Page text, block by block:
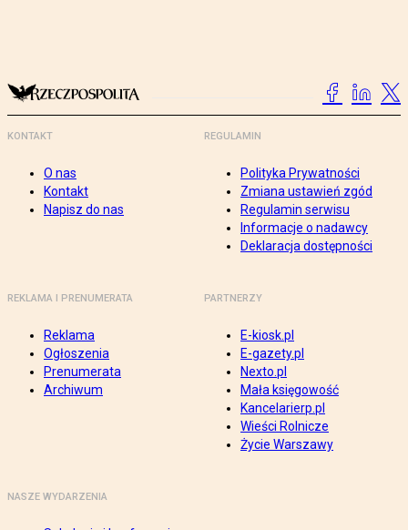
KONTAKT
O nas
Kontakt
Napisz do nas
REGULAMIN
Polityka Prywatności
Zmiana ustawień zgód
Regulamin serwisu
Informacje o nadawcy
Deklaracja dostępności
REKLAMA I PRENUMERATA
Reklama
Ogłoszenia
Prenumerata
Archiwum
PARTNERZY
E-kiosk.pl
E-gazety.pl
Nexto.pl
Mała księgowość
Kancelarierp.pl
Wieści Rolnicze
Życie Warszawy
NASZE WYDARZENIA